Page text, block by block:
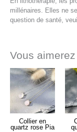
millénaires. Elles ne
question de santé,
Vous
Collier en
quartz rose Pia